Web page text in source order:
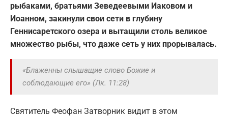
рыбаками, братьями Зеведеевыми Иаковом и
Иоанном, закинули свои сети в глубину
Геннисаретского озера и вытащили столь великое
множество рыбы, что даже сеть у них прорывалась.
«Блаженны слышащие слово Божие и
соблюдающие его» (Лк. 11:28)
Святитель Феофан Затворник видит в этом